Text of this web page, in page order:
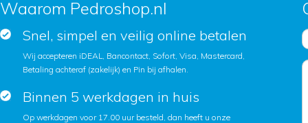
Waarom Pedroshop.nl
Snel, simpel en veilig online betalen
Wij accepteren iDEAL, Bancontact, Sofort, Visa, Mastercard,
Betaling achteraf (zakelijk) en Pin bij afhalen.
Binnen 5 werkdagen in huis
Op werkdagen voor 17.00 uur besteld, dan heeft u onze